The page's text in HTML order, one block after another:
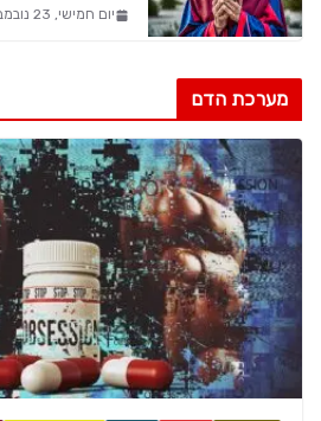
יום חמישי, 23 נובמבר 2023, 12:17
מערכת הדם